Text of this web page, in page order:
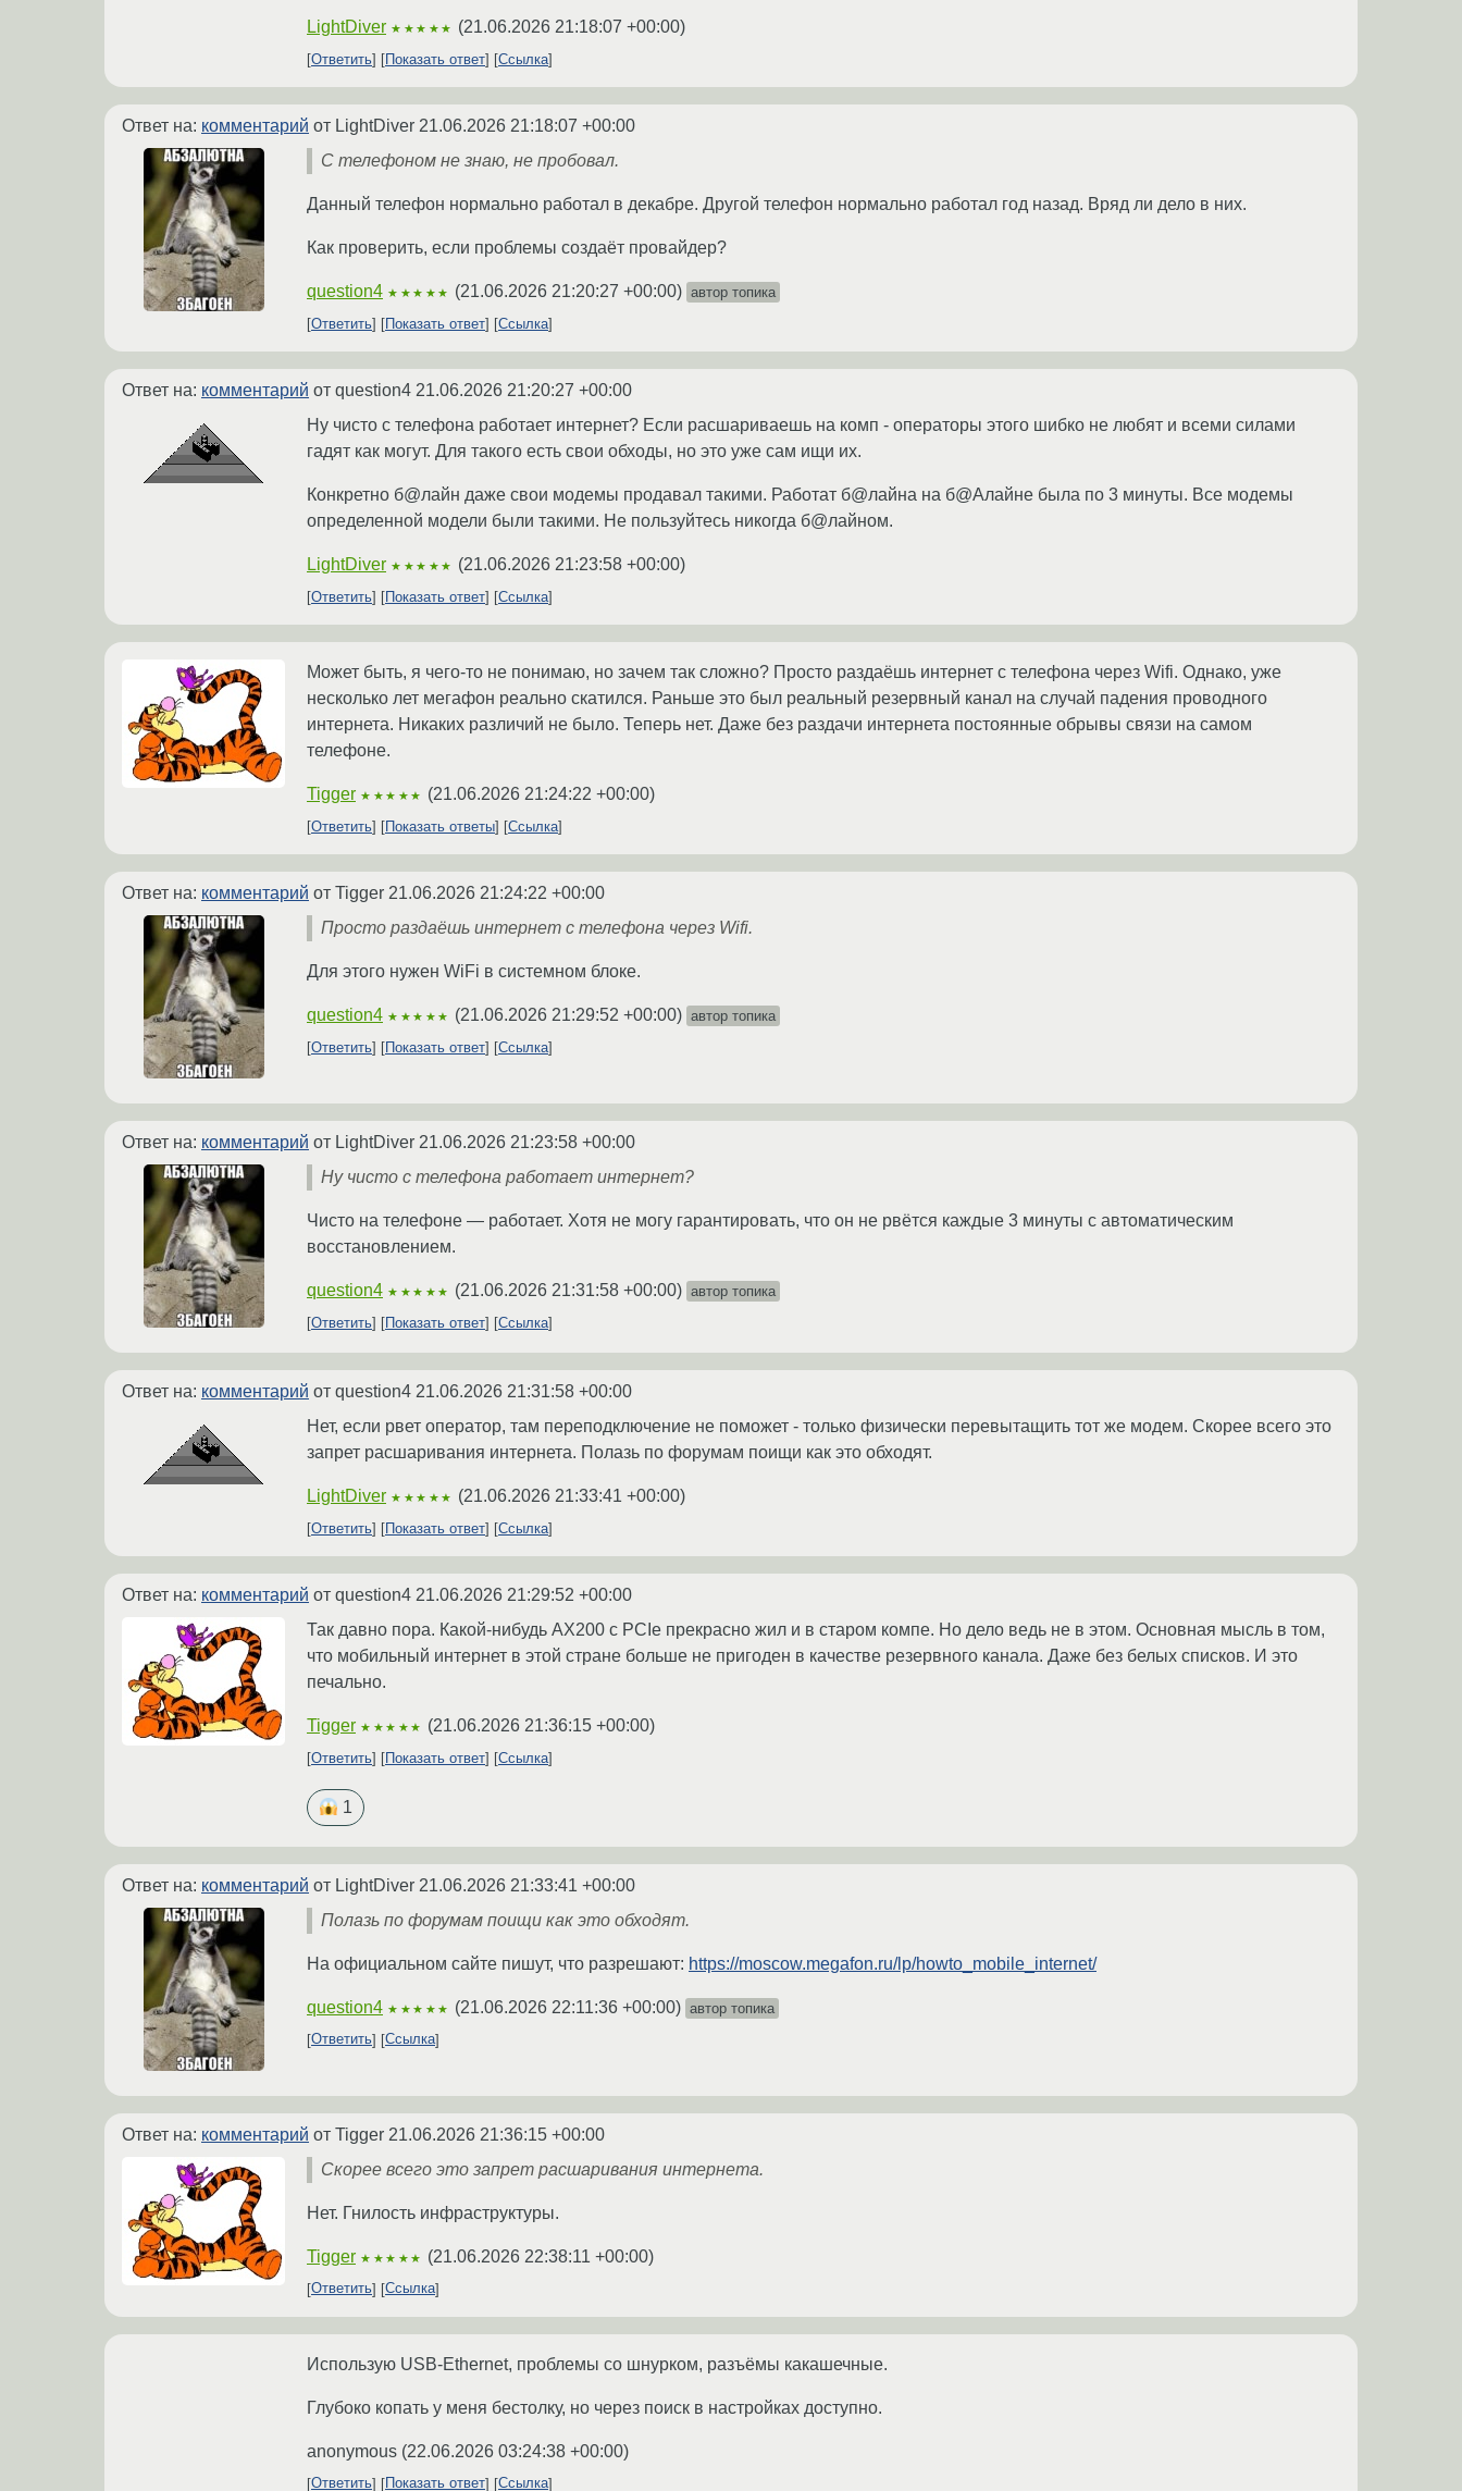
LightDiver ★★★★★ (21.06.2026 21:18:07 +00:00)
Ответить Показать ответ Ссылка
Ответ на: комментарий от LightDiver 21.06.2026 21:18:07 +00:00
С телефоном не знаю, не пробовал.
Данный телефон нормально работал в декабре. Другой телефон нормально работал год назад. Вряд ли дело в них.
Как проверить, если проблемы создаёт провайдер?
question4 ★★★★★ (21.06.2026 21:20:27 +00:00) автор топика
Ответить
Показать ответ Ссылка
Ответ на: комментарий от question4 21.06.2026 21:20:27 +00:00
Ну чисто с телефона работает интернет? Если расшариваешь на комп - операторы этого шибко не любят и всеми силами
гадят как могут. Для такого есть свои обходы, но это уже сам ищи их.
Конкретно б@лайн даже свои модемы продавал такими. Работат б@лайна на б@Алайне была по 3 минуты. Все модемы
определенной модели были такими. Не пользуйтесь никогда б@лайном.
LightDiver ★★★★★ (21.06.2026 21:23:58 +00:00)
Ответить Показать ответ Ссылка
Может быть, я чего-то не понимаю, но зачем так сложно? Просто раздаёшь интернет с телефона через Wifi. Однако, уже
несколько лет мегафон реально скатился. Раньше это был реальный резервный канал на случай падения проводного
интернета. Никаких различий не было. Теперь нет. Даже без раздачи интернета постоянные обрывы связи на самом
телефоне.
Tigger ★★★★★ (21.06.2026 21:24:22 +00:00)
Ответить Показать ответы Ссылка
Ответ на: комментарий от Tigger 21.06.2026 21:24:22 +00:00
Просто раздаёшь интернет с телефона через Wifi.
Для этого нужен WiFi в системном блоке.
question4 ★★★★★ (21.06.2026 21:29:52 +00:00) автор топика
Ответить
Показать ответ Ссылка
Ответ на: комментарий от LightDiver 21.06.2026 21:23:58 +00:00
Ну чисто с телефона работает интернет?
Чисто на телефоне — работает. Хотя не могу гарантировать, что он не рвётся каждые 3 минуты с автоматическим
восстановлением.
question4 ★★★★★ (21.06.2026 21:31:58 +00:00) автор топика
Ответить
Показать ответ Ссылка
Ответ на: комментарий от question4 21.06.2026 21:31:58 +00:00
Нет, если рвет оператор, там переподключение не поможет - только физически перевытащить тот же модем. Скорее всего это
запрет расшаривания интернета. Полазь по форумам поищи как это обходят.
LightDiver ★★★★★ (21.06.2026 21:33:41 +00:00)
Ответить Показать ответ Ссылка
Ответ на: комментарий от question4 21.06.2026 21:29:52 +00:00
Так давно пора. Какой-нибудь AX200 с PCIe прекрасно жил и в старом компе. Но дело ведь не в этом. Основная мысль в том,
что мобильный интернет в этой стране больше не пригоден в качестве резервного канала. Даже без белых списков. И это
печально.
Tigger ★★★★★ (21.06.2026 21:36:15 +00:00)
Ответить Показать ответ Ссылка
1
Ответ на: комментарий от LightDiver 21.06.2026 21:33:41 +00:00
Полазь по форумам поищи как это обходят.
На официальном сайте пишут, что разрешают: https://moscow.megafon.ru/lp/howto_mobile_internet/
question4 ★★★★★ (21.06.2026 22:11:36 +00:00) автор топика
Ответить
Ссылка
Ответ на: комментарий от Tigger 21.06.2026 21:36:15 +00:00
Скорее всего это запрет расшаривания интернета.
Нет. Гнилость инфраструктуры.
Tigger ★★★★★ (21.06.2026 22:38:11 +00:00)
Ответить Ссылка
Использую USB-Ethernet, проблемы со шнурком, разъёмы какашечные.
Глубоко копать у меня бестолку, но через поиск в настройках доступно.
anonymous (22.06.2026 03:24:38 +00:00)
Ответить Показать ответ Ссылка